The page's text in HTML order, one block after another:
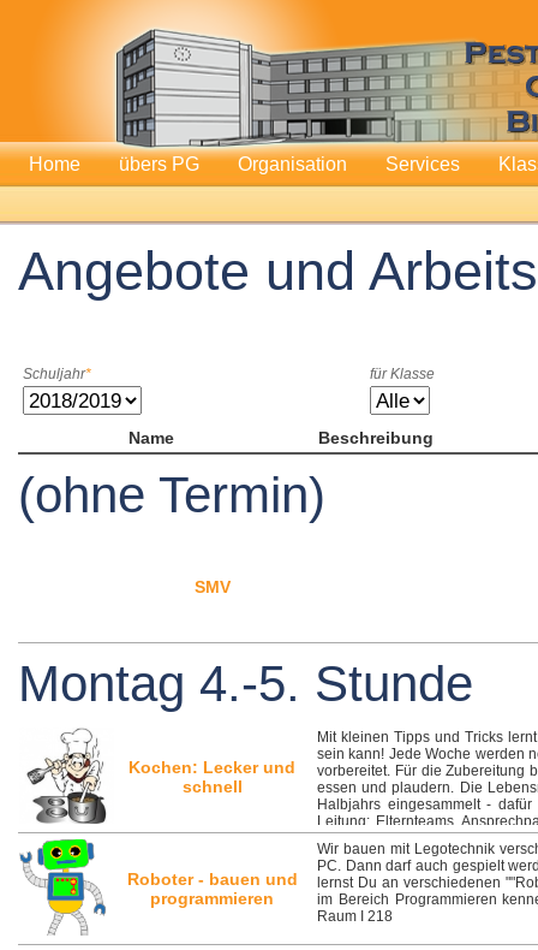
Home übers PG Organisation Services
Angebote und
Schuljahr für Klasse
Name Beschreibung
(ohne Termin)
SMV
Montag 4.-5. Stunde
Kochen: Lecker und
schnell
Mit kleinen Tipps und Tricks
sein kann! Jede Woche werden
vorbereitet. Für die Zubereitung
essen und plaudern. Die
Halbjahrs eingesammelt -
Leitung: Elternteams,
Halbjahr nach Einteilung durch
Roboter - bauen und
programmieren
Wir bauen mit Legotechnik
PC. Dann darf auch gespielt
lernst Du an verschiedenen
im Bereich Programmieren
Raum I 218